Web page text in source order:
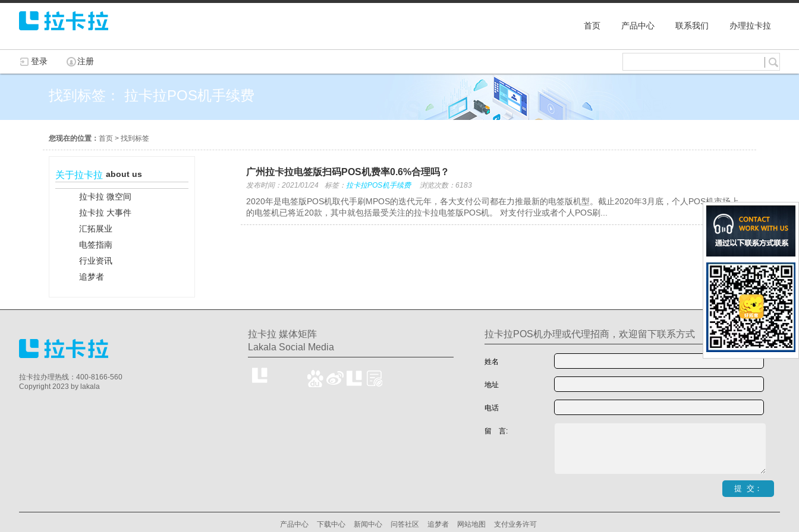
首页 产品中心 联系我们 办理拉卡拉
登录 注册
找到标签： 拉卡拉POS机手续费
您现在的位置： 首页 > 找到标签
关于拉卡拉 about us
拉卡拉 微空间
拉卡拉 大事件
汇拓展业
电签指南
行业资讯
追梦者
广州拉卡拉电签版扫码POS机费率0.6%合理吗？
发布时间：2021/01/24 标签： 拉卡拉POS机手续费 浏览次数：6183
2020年是电签版POS机取代手刷MPOS的迭代元年，各大支付公司都在力推最新的电签版机型。截止2020年3月底，个人POS机市场上
的电签机已将近20款，其中就包括最受关注的拉卡拉电签版POS机。 对支付行业或者个人POS刷...
拉卡拉办理热线：400-8166-560
Copyright 2023 by lakala
拉卡拉 媒体矩阵
Lakala Social Media
拉卡拉POS机办理或代理招商，欢迎留下联系方式
姓名
地址
电话
留 言:
产品中心 下载中心 新闻中心 问答社区 追梦者 网站地图 支付业务许可